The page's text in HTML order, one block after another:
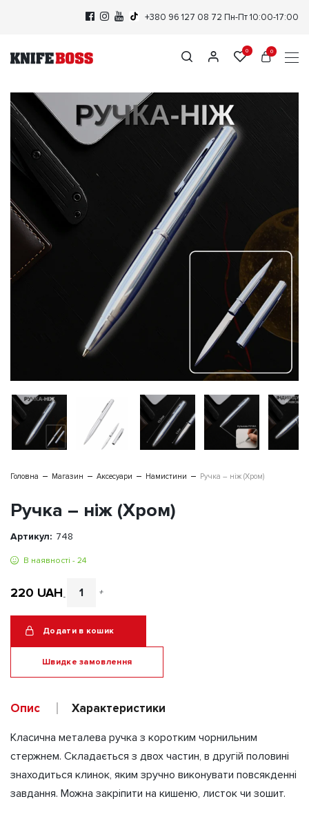
+380 96 127 08 72 Пн-Пт 10:00-17:00
0 0
Головна Магазин Аксесуари Намистини Ручка – ніж (Хром)
Ручка – ніж (Хром)
Артикул: 748
В наявності - 24
220 UAH-Ручка
-
ніж
кількість
+
Додати в кошик
Швидке замовлення
Опис Характеристики
Класична металева ручка з коротким чорнильним
стержнем. Складається з двох частин, в другій половині
знаходиться клинок, яким зручно виконувати повсякденні
завдання. Можна закріпити на кишеню, листок чи зошит.